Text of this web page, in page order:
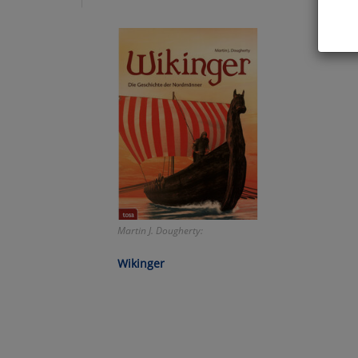
Martin J. Dougherty:
Wikinger